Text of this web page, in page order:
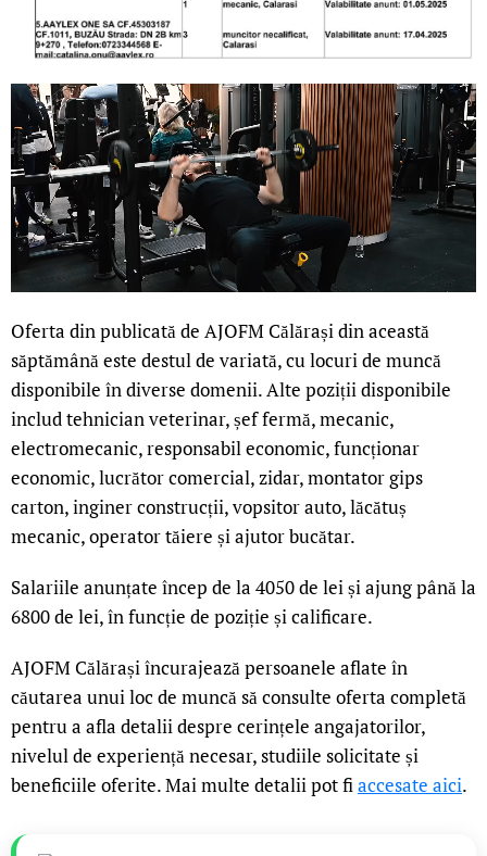
Oferta din publicată de AJOFM Călărași din această
săptămână este destul de variată, cu locuri de muncă
disponibile în diverse domenii. Alte poziții disponibile
includ tehnician veterinar, șef fermă, mecanic,
electromecanic, responsabil economic, funcționar
economic, lucrător comercial, zidar, montator gips
carton, inginer construcții, vopsitor auto, lăcătuș
mecanic, operator tăiere și ajutor bucătar.
Salariile anunțate încep de la 4050 de lei și ajung până la
6800 de lei, în funcție de poziție și calificare.
AJOFM Călărași încurajează persoanele aflate în
căutarea unui loc de muncă să consulte oferta completă
pentru a afla detalii despre cerințele angajatorilor,
nivelul de experiență necesar, studiile solicitate și
beneficiile oferite. Mai multe detalii pot fiaccesate aici.